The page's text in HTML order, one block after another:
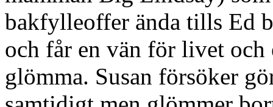
bakfylleoffer ända tills Ed
och får en vän för livet
glömma. Susan försöker